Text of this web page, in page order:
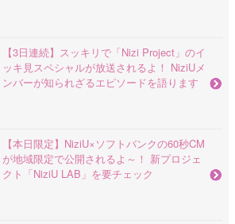
【3日連続】スッキリで「Nizi Project」のイ
ッキ見スペシャルが放送されるよ！ NiziUメ
ンバーが知られざるエピソードを語ります
【本日限定】NiziU×ソフトバンクの60秒CM
が地域限定で公開されるよ～！ 新プロジェ
クト「NiziU LAB」を要チェック